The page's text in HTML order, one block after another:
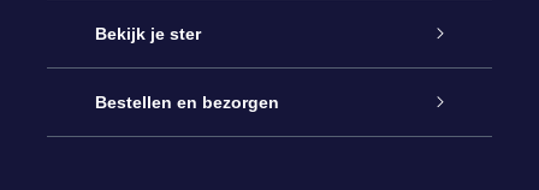
Contact
Blog
Online Star Gift
OSR Cadeaupakket
Bekijk je ster
Sterrenregister
Bestellen en bezorgen